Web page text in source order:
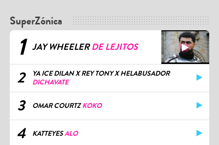
SuperZónica
1 JAY WHEELERDE LEJITOS
2
YA ICE DILAN X REY TONY X HELABUSADOR
DICHAVATE
3 OMAR COURTZKOKO
4 KATTEYESALO